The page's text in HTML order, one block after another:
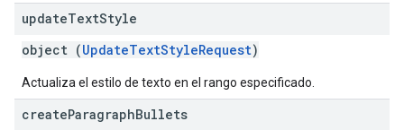
updateTextStyle
object (UpdateTextStyleRequest)
Actualiza el estilo de texto en el rango especificado.
createParagraphBullets